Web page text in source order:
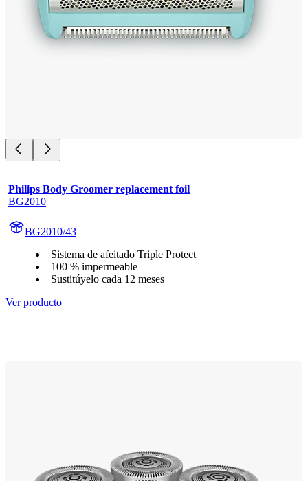
Philips Body Groomer replacement foil
BG2010
BG2010/43
Sistema de afeitado Triple Protect
100 % impermeable
Sustitúyelo cada 12 meses
Ver producto